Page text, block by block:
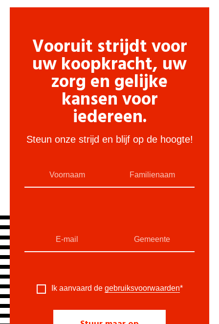
Vooruit strijdt voor
uw koopkracht, uw
zorg en gelijke
kansen voor
iedereen.
Steun onze strijd en blijf op de hoogte!
Ik aanvaard de gebruiksvoorwaarden*